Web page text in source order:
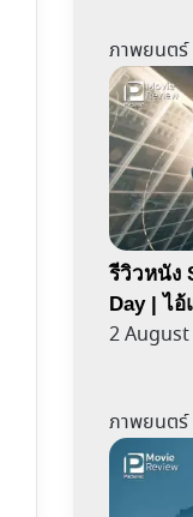
ภาพยนตร์
รีวิวหนัง
Day | ไ
2
ภาพยนตร์